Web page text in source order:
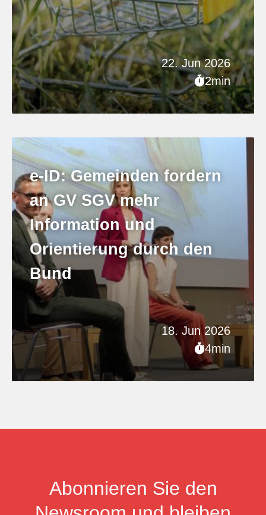
22. Jun 2026
2min
18. Jun 2026
4min
e-ID: Gemeinden fordern
an GV SGV mehr
Information und
Orientierung durch den
Bund
Abonnieren Sie den